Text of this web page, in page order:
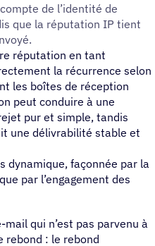
de l’identité de
que la répu­ta­tion IP tient
réputation en tant
la récurrence selon
les boîtes de réception
peut conduire à une
pur et simple, tandis
une délivrabilité stable et
dynamique, façonnée par la
par l’engagement des
mail qui n’est pas parvenu à
rebond : le rebond